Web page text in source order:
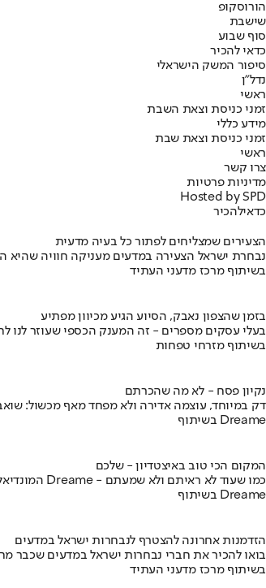
הורוסקופ
שישבת
סוף שבוע
כדאי להכיר
סיפור המשק הישראלי
נדל"ן
ראשי
זמני כניסת וצאת השבת
מידע כללי
זמני כניסת וצאת שבת
ראשי
צרו קשר
מדיניות פרטיות
Hosted by SPD
כדאילהכיר
הצעירים שמצליחים לפתור כל בעיה מדעית
נבחרת ישראל הצעירה במדעים מעניקה חוויה שהיא
בשיתוף מרכז מדעני העתיד
בזמן שהצפון נאבק, הסיוע הגיע מכיוון מפתיע
בעלי עסקים מספרים - זה המענק הכספי שעוזר לנו
בשיתוף מזרחי טפחות
נקיון פסח - לא מה שהכרתם
דק במיוחד, עוצמה אדירה ולא מפחד מאף מכשול:
בשיתוף Dreame
המקום הכי טוב באיצטדיון - שלכם
המונדיאל עם מסכי Dreame - כמו שעוד לא ראיתם ולא שמעתם
בשיתוף Dreame
הזדמנות אחרונה להצטרף לנבחרות ישראל במדעים
בואו להכיר את חברי נבחרות ישראל במדעים שכבר
בשיתוף מרכז מדעני העתיד